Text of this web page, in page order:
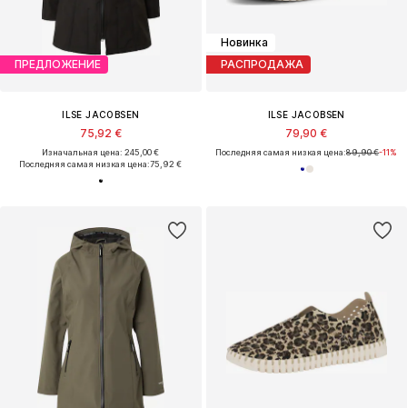
ПРЕДЛОЖЕНИЕ
ILSE JACOBSEN
75,92 €
Изначальная цена: 245,00 €
Последняя самая низкая цена:75,92 €
Новинка
РАСПРОДАЖА
ILSE JACOBSEN
79,90 €
Последняя самая низкая цена:89,90 €-11%